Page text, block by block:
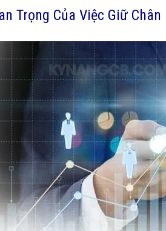
Trọng Của Việc Giữ Chân